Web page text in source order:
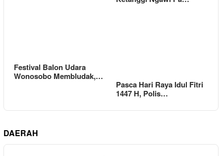
Festival Balon Udara
Wonosobo Membludak,…
Pasca Hari Raya Idul Fitri
1447 H, Polis…
DAERAH